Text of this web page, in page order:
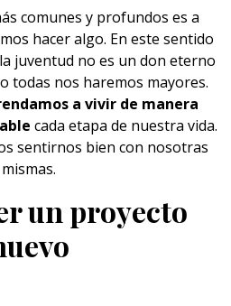
comunes y profundos es a
hacer algo. En este sentido
juventud no es un don eterno
todas nos haremos mayores.
a vivir de manera
cada etapa de nuestra vida.
sentirnos bien con nosotras
mismas.
un proyecto